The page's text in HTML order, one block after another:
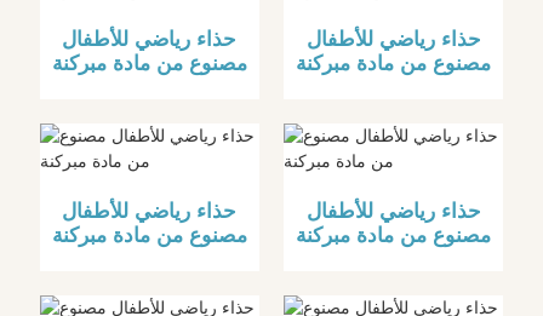
حذاء رياضي للأطفال
مصنوع من مادة مبركنة
حذاء رياضي للأطفال
مصنوع من مادة مبركنة
حذاء رياضي للأطفال
مصنوع من مادة مبركنة
حذاء رياضي للأطفال
مصنوع من مادة مبركنة